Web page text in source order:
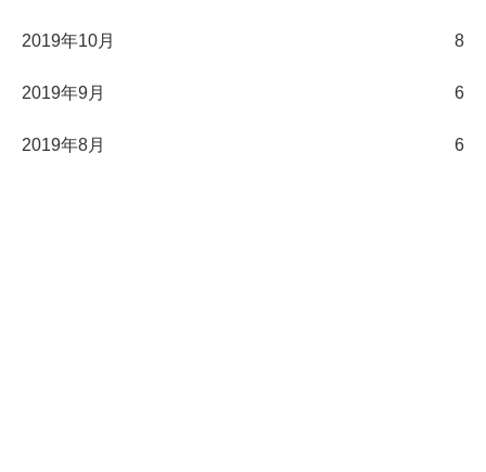
2019年10月 8
2019年9月 6
2019年8月 6